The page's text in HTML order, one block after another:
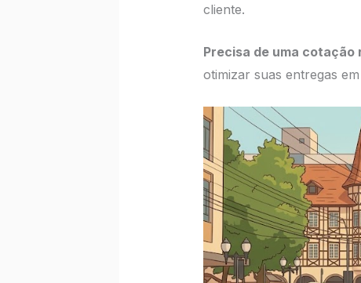
cliente.
Precisa de uma cotação
otimizar suas entregas